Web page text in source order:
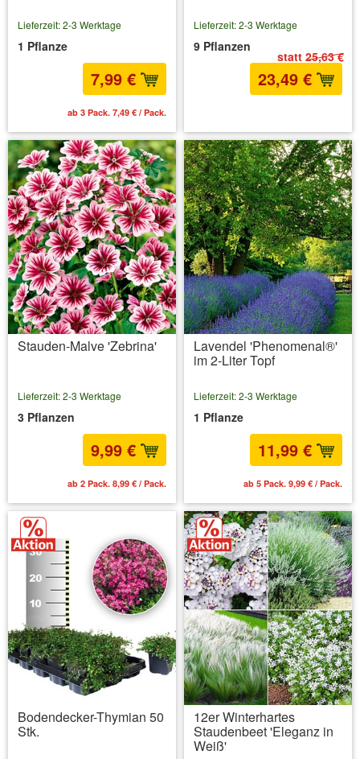
Lieferzeit: 2-3 Werktage
1 Pflanze
7,99 €
ab 3 Pack. 7,49 € / Pack.
statt 25,63 €
Lieferzeit: 2-3 Werktage
9 Pflanzen
23,49 €
Stauden-Malve 'Zebrina'
Lieferzeit: 2-3 Werktage
3 Pflanzen
9,99 €
ab 2 Pack. 8,99 € / Pack.
Lavendel 'Phenomenal®'
im 2-Liter Topf
Lieferzeit: 2-3 Werktage
1 Pflanze
11,99 €
ab 5 Pack. 9,99 € / Pack.
Bodendecker-Thymian 50
Stk.
12er Winterhartes
Staudenbeet 'Eleganz in
Weiß'